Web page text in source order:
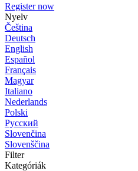
Register now
Nyelv
Čeština
Deutsch
English
Español
Français
Magyar
Italiano
Nederlands
Polski
Русский
Slovenčina
Slovenščina
Filter
Kategóriák